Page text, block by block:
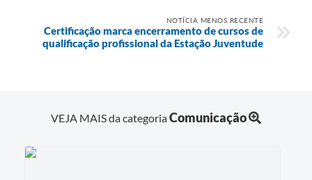
NOTÍCIA MENOS RECENTE
Certificação marca encerramento de cursos de
qualificação profissional da Estação Juventude
VEJA MAIS da categoriaComunicação